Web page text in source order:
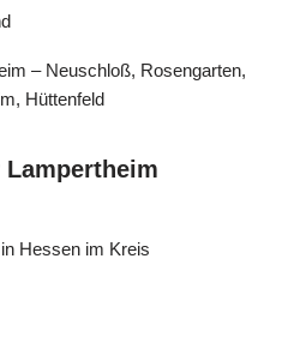
– Neuschloß, Rosengarten,
Hüttenfeld
Hessen im Kreis